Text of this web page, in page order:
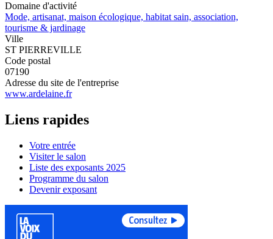
Domaine d'activité
Mode, artisanat, maison écologique, habitat sain, association,
tourisme & jardinage
Ville
ST PIERREVILLE
Code postal
07190
Adresse du site de l'entreprise
www.ardelaine.fr
Liens rapides
Votre entrée
Visiter le salon
Liste des exposants 2025
Programme du salon
Devenir exposant